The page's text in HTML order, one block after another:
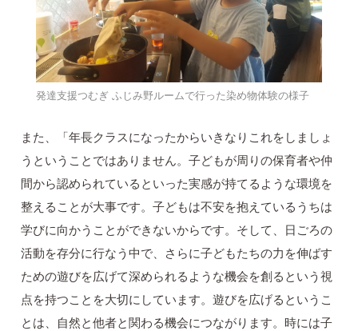
発達支援つむぎ ふじみ野ルームで行った染め物体験の様子
また、「年長クラスになったからいきなりこれをしましょ
うということではありません。子どもが周りの保育者や仲
間から認められているといった実感が持てるような環境を
整えることが大事です。子どもは不安を抱えているうちは
学びに向かうことができないからです。そして、日ごろの
活動を存分に行なう中で、さらに子どもたちの力を伸ばす
ための遊びを広げて深められるような機会を創るという視
点を持つことを大切にしています。遊びを広げるというこ
とは、自然と他者と関わる機会につながります。時には子